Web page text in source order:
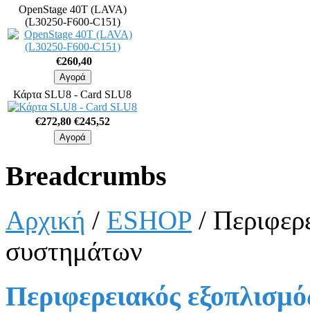
OpenStage 40T (LAVA)
(L30250-F600-C151)
€260,40
Κάρτα SLU8 - Card SLU8
€272,80 €245,52
Breadcrumbs
Αρχική / ESHOP /
συστημάτων
Περιφερειακός